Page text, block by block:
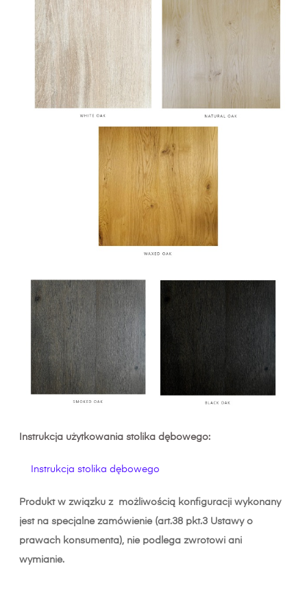
Instrukcja użytkowania stolika dębowego:
Instrukcja stolika dębowego
Produkt w związku z możliwością konfiguracji wykonany
jest na specjalne zamówienie (art.38 pkt.3 Ustawy o
prawach konsumenta), nie podlega zwrotowi ani
wymianie.